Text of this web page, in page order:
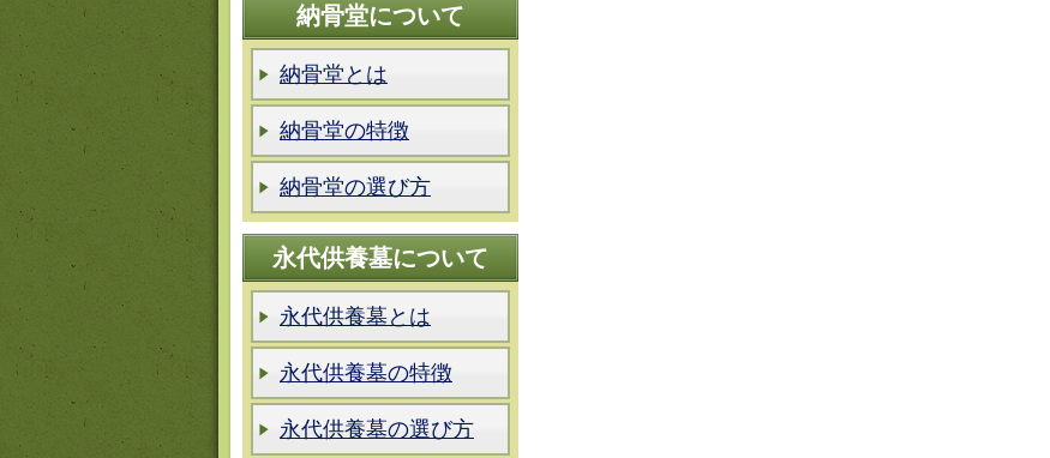
納骨堂について
納骨堂とは
納骨堂の特徴
納骨堂の選び方
永代供養墓について
永代供養墓とは
永代供養墓の特徴
永代供養墓の選び方